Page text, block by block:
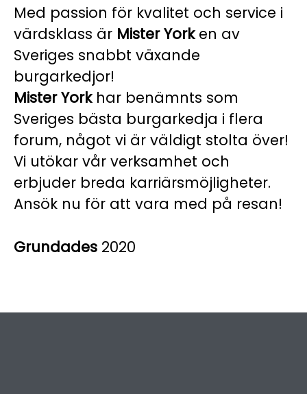
Med passion för kvalitet och service i
värdsklass är Mister Yorken av
Sveriges snabbt växande
burgarkedjor!
Mister Yorkhar benämnts som
Sveriges bästa burgarkedja i flera
forum, något vi är väldigt stolta över!
Vi utökar vår verksamhet och
erbjuder breda karriärsmöjligheter.
Ansök nu för att vara med på resan!
Grundades 2020